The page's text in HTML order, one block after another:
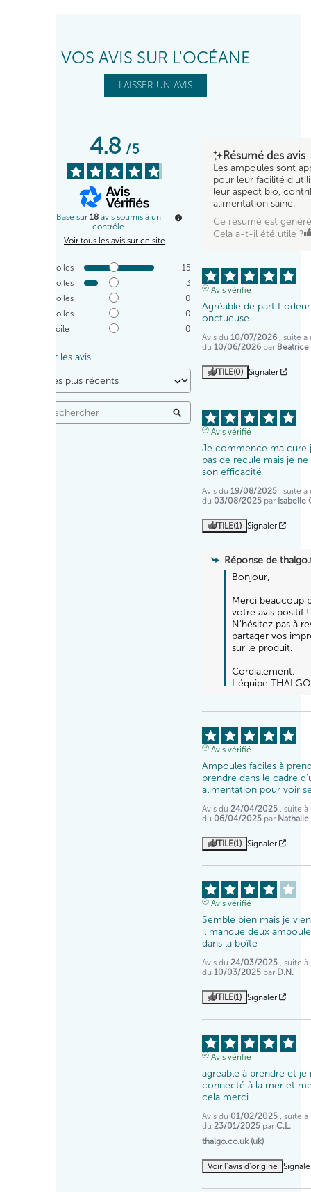
VOS AVIS SUR L'OCÉANE
LAISSER UN AVIS
4.8/5
Basé sur 18 avis soumis à un
contrôle
Voir tous les avis sur ce site
étoiles
15
étoiles
3
étoiles
0
étoiles
0
étoile 0
Trier les avis
Résumé des avis
Les ampoules sont
pour leur facilité
leur aspect bio,
alimentation saine.
Ce résumé est
Cela a-t-il été utile ?
Avis vérifié
Agréable de part
onctueuse.
Avis du 10/07/2026
, suite
du 10/06/2026 par Beatrice
UTILE(0) Signaler
Avis vérifié
Je commence ma cure
pas de recule mais je
son efficacité
Avis du 19/08/2025
, suite
du 03/08/2025 par Isabelle
UTILE(1) Signaler
Réponse de
Bonjour,
Merci beaucoup
votre avis positif !
N'hésitez pas à
partager vos
sur le produit.
Cordialement.
L'équipe THALGO
Avis vérifié
Ampoules faciles à
prendre dans le cadre
alimentation pour voir
Avis du 24/04/2025
, suite
du 06/04/2025 par Nathalie
UTILE(1) Signaler
Avis vérifié
Semble bien mais je
il manque deux
dans la boîte
Avis du 24/03/2025
, suite
du 10/03/2025 par D.N.
UTILE(1) Signaler
Avis vérifié
agréable à prendre et je
connecté à la mer et
cela merci
Avis du 01/02/2025
, suite
du 23/01/2025 parC.L.
thalgo.co.uk (uk)
Voir l’avis d’origine